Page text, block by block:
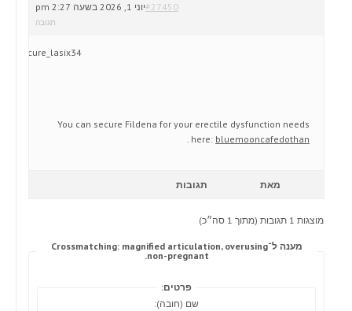
יוני 1, 2026 בשעה 2:27 pm#27450
תגובה
cure_lasix34
You can secure Fildena for your erectile dysfunction needs
here: bluemooncafedothan
.
מאת תגובות
מוצגות 1 תגובות (מתוך 1 סה״כ)
מענה ל־Crossmatching: magnified articulation, overusing
non-pregnant.
פרטים:
שם (חובה):